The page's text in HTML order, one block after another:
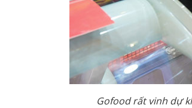
Gofood rất vinh dự